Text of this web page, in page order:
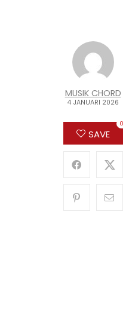
MUSIK CHORD
4 JANUARI 2026
SAVE
0